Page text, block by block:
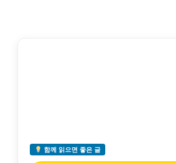
함께 읽으면 좋은 글